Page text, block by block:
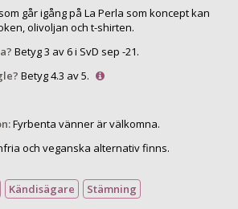
går igång på La Perla som koncept kan
olivoljan och t-shirten.
Betyg 3 av 6 i SvD sep -21.
Betyg 4.3 av 5.
Fyrbenta vänner är välkomna.
och veganska alternativ finns.
Kändisägare Stämning